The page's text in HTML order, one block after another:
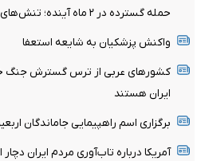
حمله گسترده در ۲ ماه آینده؛ تنش‌های اخیر پیش‌لرزه بود
واکنش پزشکیان به شایعه استعفا
کشورهای عربی از ترس گسترش جنگ
ایران هستند
برگزاری اسم راهپیمایی جاماندگان
آمریکا درباره تاب‌آوری مردم ایران